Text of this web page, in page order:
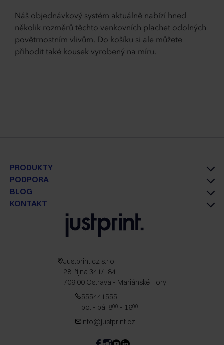
Náš objednávkový systém aktuálně nabízí hned
několik rozměrů těchto venkovních plachet odolných
povětrnostním vlivům. Do košíku si ale můžete
přihodit také kousek vyrobený na míru.
PRODUKTY
PODPORA
BLOG
KONTAKT
Justprint.cz s.r.o.
28. října 341/184
709 00 Ostrava - Mariánské Hory
555441555
po. - pá. 800 - 1600
info@justprint.cz